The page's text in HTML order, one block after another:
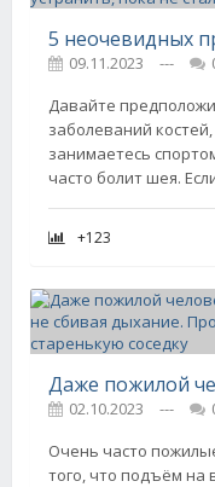
09.11.2023 ---
Давайте
заболеваний
занимаетесь
часто болит шея.
+123
02.10.2023 ---
Очень часто
того, что подъём на